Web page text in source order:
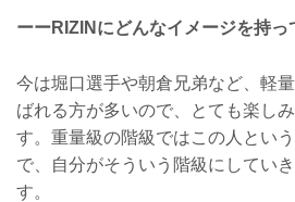
ーーRIZINにどんなイメージを持っ
今は堀口選手や朝倉兄弟など、軽
ばれる方が多いので、とても楽し
す。重量級の階級ではこの人とい
で、自分がそういう階級にしてい
す。